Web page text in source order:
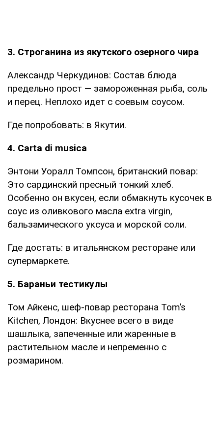
3. Строганина из якутского озерного чира
Александр Черкудинов: Состав блюда
предельно прост — замороженная рыба, соль
и перец. Неплохо идет с соевым соусом.
Где попробовать: в Якутии.
4. Carta di musica
Энтони Уоралл Томпсон, британский повар:
Это сардинский пресный тонкий хлеб.
Особенно он вкусен, если обмакнуть кусочек в
соус из оливкового масла extra virgin,
бальзамического уксуса и морской соли.
Где достать: в итальянском ресторане или
супермаркете.
5. Бараньи тестикулы
Том Айкенс, шеф-повар ресторана Tom’s
Kitchen, Лондон: Вкуснее всего в виде
шашлыка, запеченные или жаренные в
растительном масле и непременно с
розмарином.